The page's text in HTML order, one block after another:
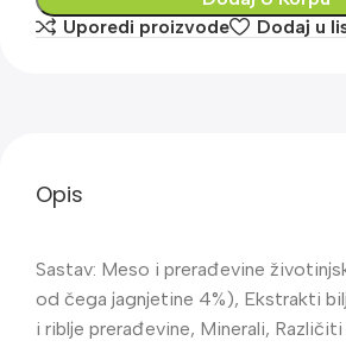
Uporedi proizvode
Dodaj u
Opis
Sastav: Meso i prerađevine
od čega jagnjetine 4%), Ekstrakti
i riblje prerađevine, Minerali,